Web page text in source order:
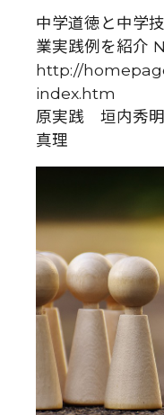
中学道徳と中学
業実践例を紹介
http://
index.htm
原実践 垣内秀
真理